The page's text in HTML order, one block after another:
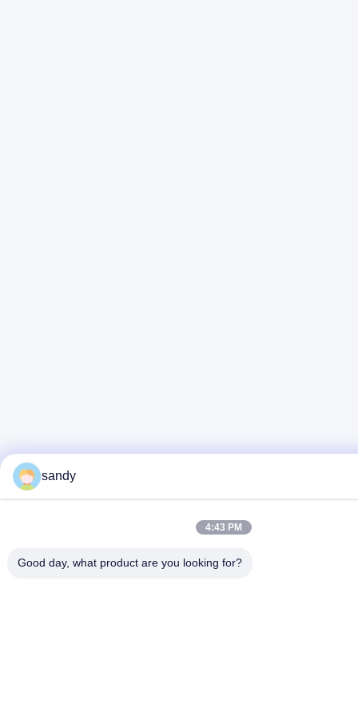
sandy
4:43 PM
Good day, what product are you looking for?